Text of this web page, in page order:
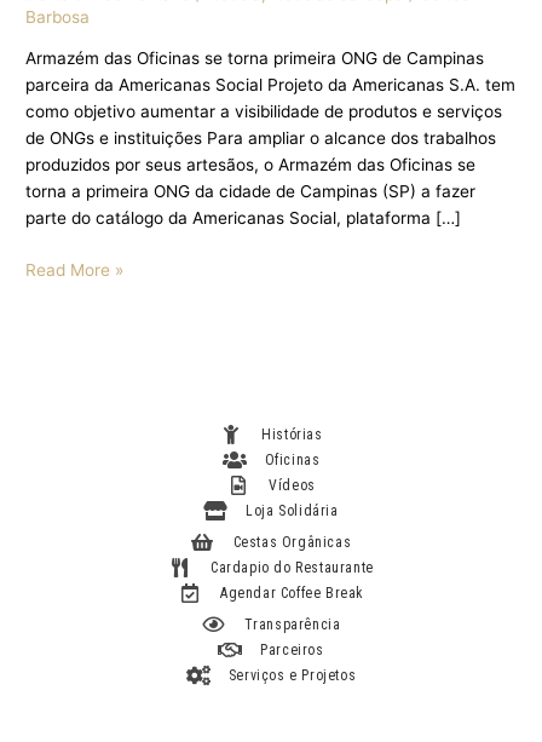
Barbosa
Armazém das Oficinas se torna primeira ONG de Campinas
parceira da Americanas Social Projeto da Americanas S.A. tem
como objetivo aumentar a visibilidade de produtos e serviços
de ONGs e instituições Para ampliar o alcance dos trabalhos
produzidos por seus artesãos, o Armazém das Oficinas se
torna a primeira ONG da cidade de Campinas (SP) a fazer
parte do catálogo da Americanas Social, plataforma […]
Read More »
Histórias
Oficinas
Vídeos
Loja Solidária
Cestas Orgânicas
Cardapio do Restaurante
Agendar Coffee Break
Transparência
Parceiros
Serviços e Projetos